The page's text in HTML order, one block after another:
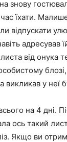
знову
їхати.
відпускати
адресував
від онука
викликав у неї
на 4 дні.
ось такий
Якщо ви